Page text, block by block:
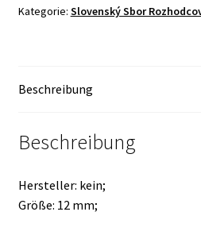
Kategorie: Slovenský Sbor
Beschreibung
Beschreibung
Hersteller: kein;
Größe: 12 mm;